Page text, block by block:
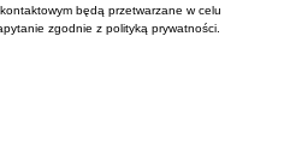
będą przetwarzane w celu
zgodnie z polityką prywatności.